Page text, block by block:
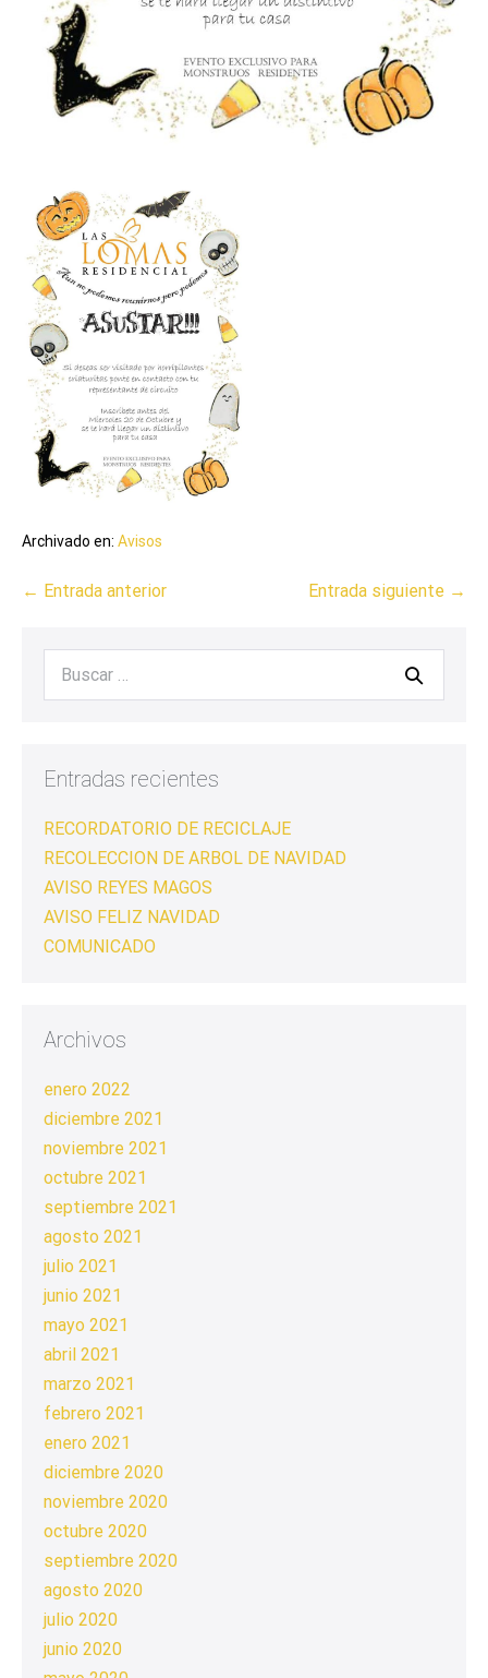
Archivado en: Avisos
← Entrada anterior Entrada siguiente →
Entradas recientes
RECORDATORIO DE RECICLAJE
RECOLECCION DE ARBOL DE NAVIDAD
AVISO REYES MAGOS
AVISO FELIZ NAVIDAD
COMUNICADO
Archivos
enero 2022
diciembre 2021
noviembre 2021
octubre 2021
septiembre 2021
agosto 2021
julio 2021
junio 2021
mayo 2021
abril 2021
marzo 2021
febrero 2021
enero 2021
diciembre 2020
noviembre 2020
octubre 2020
septiembre 2020
agosto 2020
julio 2020
junio 2020